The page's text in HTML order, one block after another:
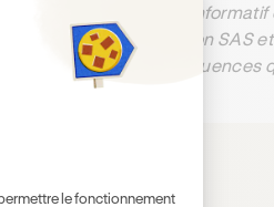
un caractère informatif
Marianne Formation SAS
les décisions et conséquences
:
le fonctionnement